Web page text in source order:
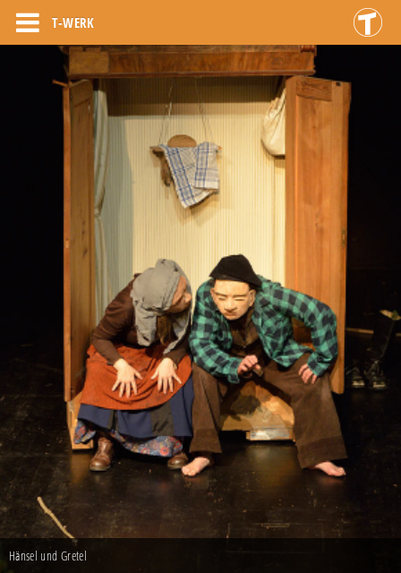
T-WERK
Hänsel und Gretel
Hänsel und Gretel
Hänsel und Gretel
Hänsel und Gretel